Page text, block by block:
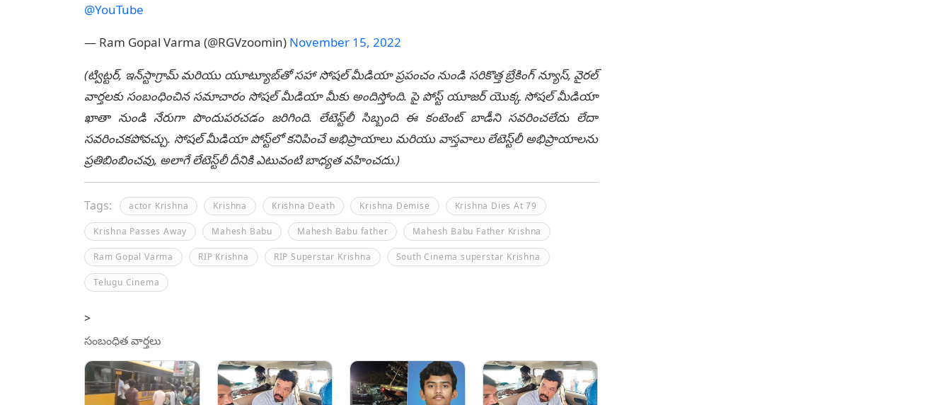
@YouTube
— Ram Gopal Varma (@RGVzoomin) November 15, 2022
(ట్విట్టర్, ఇన్‌స్టాగ్రామ్ మరియు యూట్యూబ్‌తో సహా సోషల్ మీడియా ప్రపంచం నుండి సరికొత్త బ్రేకింగ్ న్యూస్, వైరల్
వార్తలకు సంబంధించిన సమాచారం సోషల్ మీడియా మీకు అందిస్తోంది. పై పోస్ట్ యూజర్ యొక్క సోషల్ మీడియా
ఖాతా నుండి నేరుగా పొందుపరచడం జరిగింది. లేటెస్ట్‌లీ సిబ్బంది ఈ కంటెంట్ బాడీని సవరించలేదు లేదా
సవరించకపోవచ్చు. సోషల్ మీడియా పోస్ట్‌లో కనిపించే అభిప్రాయాలు మరియు వాస్తవాలు లేటెస్ట్‌లీ అభిప్రాయాలను
ప్రతిబింబించవు, అలాగే లేటెస్ట్‌లీ దీనికి ఎటువంటి బాధ్యత వహించదు.)
Tags: actor Krishna Krishna Krishna Death Krishna Demise Krishna Dies At 79
Krishna Passes Away Mahesh Babu Mahesh Babu father Mahesh Babu Father Krishna
Ram Gopal Varma RIP Krishna RIP Superstar Krishna South Cinema superstar Krishna
Telugu Cinema
>
సంబంధిత వార్తలు